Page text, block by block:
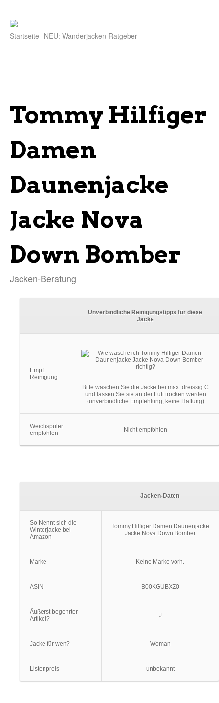
Startseite NEU: Wanderjacken-Ratgeber
Tommy Hilfiger
Damen
Daunenjacke
Jacke Nova
Down Bomber
Jacken-Beratung
Unverbindliche Reinigungstipps für diese
Jacke
Empf.
Reinigung
Bitte waschen Sie die Jacke bei max. dreissig C
und lassen Sie sie an der Luft trocken werden
(unverbindliche Empfehlung, keine Haftung)
Weichspüler
empfohlen
Nicht empfohlen
Jacken-Daten
So Nennt sich die
Winterjacke bei
Amazon
Tommy Hilfiger Damen Daunenjacke
Jacke Nova Down Bomber
Marke Keine Marke vorh.
ASIN B00KGUBXZ0
Äußerst begehrter
Artikel?
J
Jacke für wen? Woman
Listenpreis unbekannt